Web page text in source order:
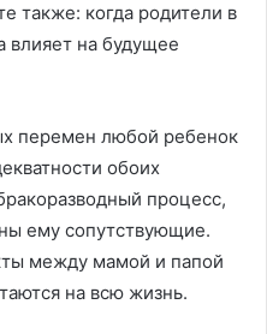
также: когда родители в
влияет на будущее
перемен любой ребенок
обоих
процесс,
ему сопутствующие.
между мамой и папой
на всю жизнь.